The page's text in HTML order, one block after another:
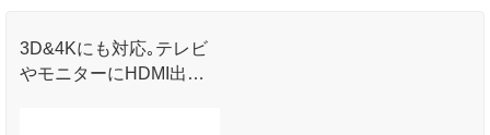
3D&4Kにも対応｡テレビ
やモニターにHDMI出力